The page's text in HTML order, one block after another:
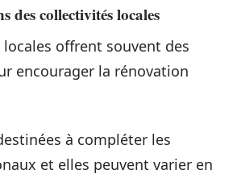
des collectivités locales
offrent souvent des
encourager la rénovation
à compléter les
et elles peuvent varier en